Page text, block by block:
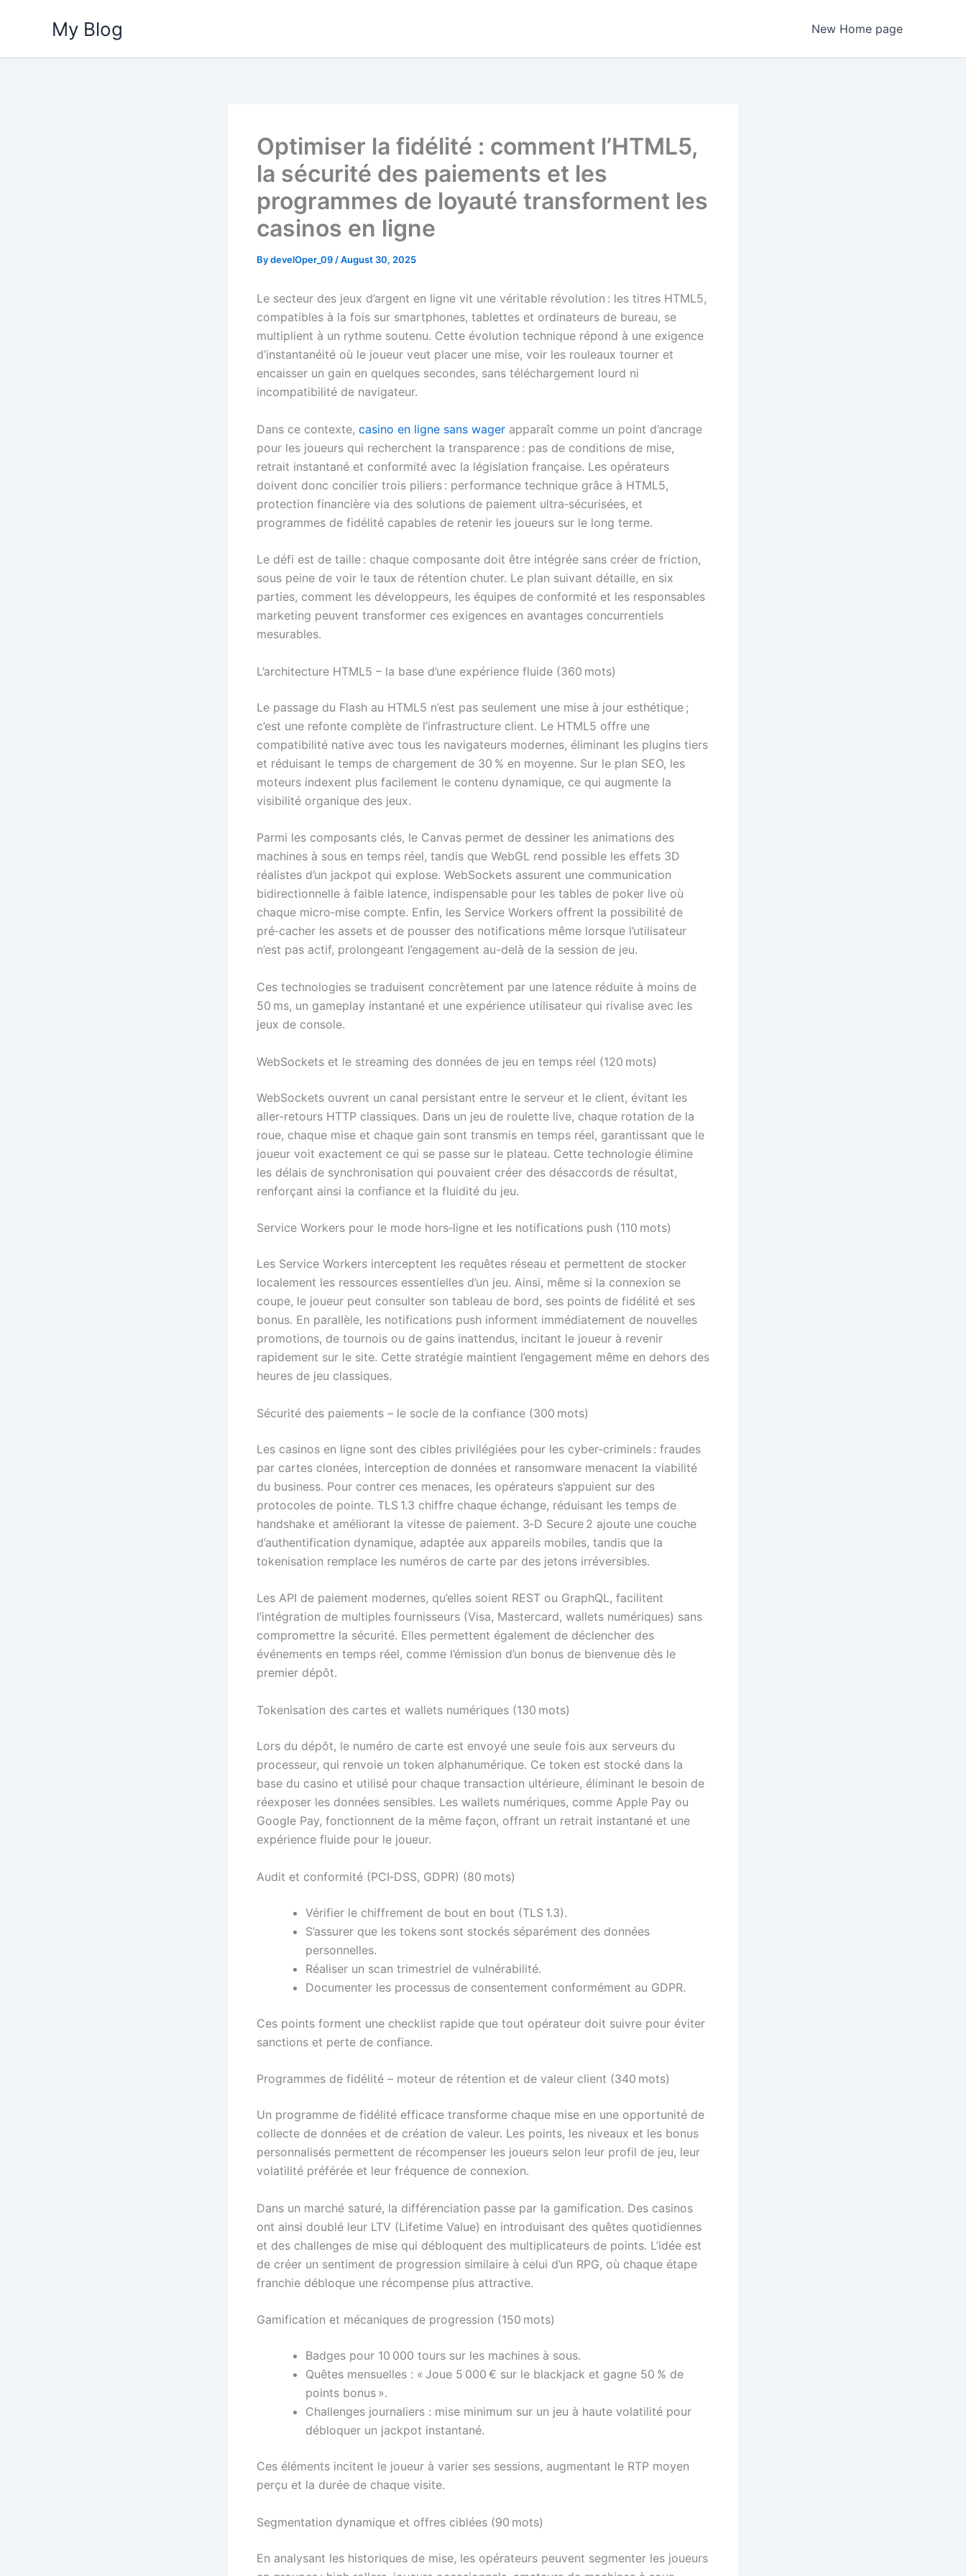
My Blog New Home page
Optimiser la fidélité : comment l’HTML5,
la sécurité des paiements et les
programmes de loyauté transforment les
casinos en ligne
BydevelOper_09 /August 30, 2025
Le secteur des jeux d’argent en ligne vit une véritable révolution : les titres HTML5,
compatibles à la fois sur smartphones, tablettes et ordinateurs de bureau, se
multiplient à un rythme soutenu. Cette évolution technique répond à une exigence
d’instantanéité où le joueur veut placer une mise, voir les rouleaux tourner et
encaisser un gain en quelques secondes, sans téléchargement lourd ni
incompatibilité de navigateur.
Dans ce contexte, casino en ligne sans wager apparaît comme un point d’ancrage
pour les joueurs qui recherchent la transparence : pas de conditions de mise,
retrait instantané et conformité avec la législation française. Les opérateurs
doivent donc concilier trois piliers : performance technique grâce à HTML5,
protection financière via des solutions de paiement ultra‑sécurisées, et
programmes de fidélité capables de retenir les joueurs sur le long terme.
Le défi est de taille : chaque composante doit être intégrée sans créer de friction,
sous peine de voir le taux de rétention chuter. Le plan suivant détaille, en six
parties, comment les développeurs, les équipes de conformité et les responsables
marketing peuvent transformer ces exigences en avantages concurrentiels
mesurables.
L’architecture HTML5 – la base d’une expérience fluide (360 mots)
Le passage du Flash au HTML5 n’est pas seulement une mise à jour esthétique ;
c’est une refonte complète de l’infrastructure client. Le HTML5 offre une
compatibilité native avec tous les navigateurs modernes, éliminant les plugins tiers
et réduisant le temps de chargement de 30 % en moyenne. Sur le plan SEO, les
moteurs indexent plus facilement le contenu dynamique, ce qui augmente la
visibilité organique des jeux.
Parmi les composants clés, le Canvas permet de dessiner les animations des
machines à sous en temps réel, tandis que WebGL rend possible les effets 3D
réalistes d’un jackpot qui explose. WebSockets assurent une communication
bidirectionnelle à faible latence, indispensable pour les tables de poker live où
chaque micro‑mise compte. Enfin, les Service Workers offrent la possibilité de
pré‑cacher les assets et de pousser des notifications même lorsque l’utilisateur
n’est pas actif, prolongeant l’engagement au-delà de la session de jeu.
Ces technologies se traduisent concrètement par une latence réduite à moins de
50 ms, un gameplay instantané et une expérience utilisateur qui rivalise avec les
jeux de console.
WebSockets et le streaming des données de jeu en temps réel (120 mots)
WebSockets ouvrent un canal persistant entre le serveur et le client, évitant les
aller‑retours HTTP classiques. Dans un jeu de roulette live, chaque rotation de la
roue, chaque mise et chaque gain sont transmis en temps réel, garantissant que le
joueur voit exactement ce qui se passe sur le plateau. Cette technologie élimine
les délais de synchronisation qui pouvaient créer des désaccords de résultat,
renforçant ainsi la confiance et la fluidité du jeu.
Service Workers pour le mode hors‑ligne et les notifications push (110 mots)
Les Service Workers interceptent les requêtes réseau et permettent de stocker
localement les ressources essentielles d’un jeu. Ainsi, même si la connexion se
coupe, le joueur peut consulter son tableau de bord, ses points de fidélité et ses
bonus. En parallèle, les notifications push informent immédiatement de nouvelles
promotions, de tournois ou de gains inattendus, incitant le joueur à revenir
rapidement sur le site. Cette stratégie maintient l’engagement même en dehors des
heures de jeu classiques.
Sécurité des paiements – le socle de la confiance (300 mots)
Les casinos en ligne sont des cibles privilégiées pour les cyber‑criminels : fraudes
par cartes clonées, interception de données et ransomware menacent la viabilité
du business. Pour contrer ces menaces, les opérateurs s’appuient sur des
protocoles de pointe. TLS 1.3 chiffre chaque échange, réduisant les temps de
handshake et améliorant la vitesse de paiement. 3‑D Secure 2 ajoute une couche
d’authentification dynamique, adaptée aux appareils mobiles, tandis que la
tokenisation remplace les numéros de carte par des jetons irréversibles.
Les API de paiement modernes, qu’elles soient REST ou GraphQL, facilitent
l’intégration de multiples fournisseurs (Visa, Mastercard, wallets numériques) sans
compromettre la sécurité. Elles permettent également de déclencher des
événements en temps réel, comme l’émission d’un bonus de bienvenue dès le
premier dépôt.
Tokenisation des cartes et wallets numériques (130 mots)
Lors du dépôt, le numéro de carte est envoyé une seule fois aux serveurs du
processeur, qui renvoie un token alphanumérique. Ce token est stocké dans la
base du casino et utilisé pour chaque transaction ultérieure, éliminant le besoin de
réexposer les données sensibles. Les wallets numériques, comme Apple Pay ou
Google Pay, fonctionnent de la même façon, offrant un retrait instantané et une
expérience fluide pour le joueur.
Audit et conformité (PCI‑DSS, GDPR) (80 mots)
Vérifier le chiffrement de bout en bout (TLS 1.3).
S’assurer que les tokens sont stockés séparément des données
personnelles.
Réaliser un scan trimestriel de vulnérabilité.
Documenter les processus de consentement conformément au GDPR.
Ces points forment une checklist rapide que tout opérateur doit suivre pour éviter
sanctions et perte de confiance.
Programmes de fidélité – moteur de rétention et de valeur client (340 mots)
Un programme de fidélité efficace transforme chaque mise en une opportunité de
collecte de données et de création de valeur. Les points, les niveaux et les bonus
personnalisés permettent de récompenser les joueurs selon leur profil de jeu, leur
volatilité préférée et leur fréquence de connexion.
Dans un marché saturé, la différenciation passe par la gamification. Des casinos
ont ainsi doublé leur LTV (Lifetime Value) en introduisant des quêtes quotidiennes
et des challenges de mise qui débloquent des multiplicateurs de points. L’idée est
de créer un sentiment de progression similaire à celui d’un RPG, où chaque étape
franchie débloque une récompense plus attractive.
Gamification et mécaniques de progression (150 mots)
Badges pour 10 000 tours sur les machines à sous.
Quêtes mensuelles : « Joue 5 000 € sur le blackjack et gagne 50 % de
points bonus ».
Challenges journaliers : mise minimum sur un jeu à haute volatilité pour
débloquer un jackpot instantané.
Ces éléments incitent le joueur à varier ses sessions, augmentant le RTP moyen
perçu et la durée de chaque visite.
Segmentation dynamique et offres ciblées (90 mots)
En analysant les historiques de mise, les opérateurs peuvent segmenter les joueurs